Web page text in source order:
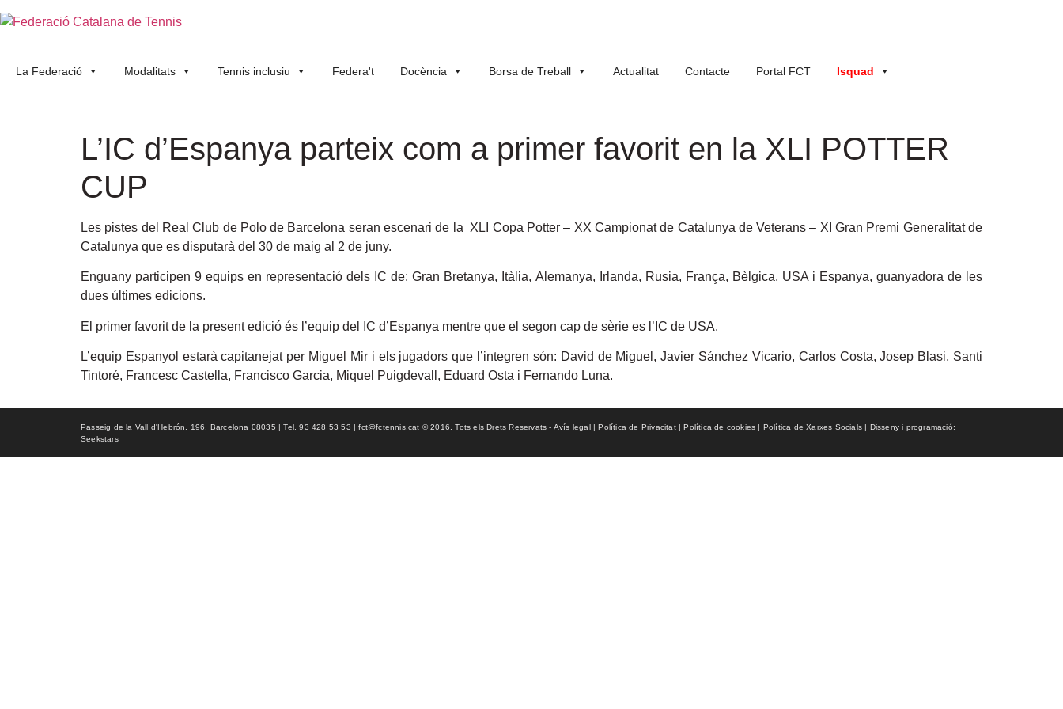
La Federació Modalitats Tennis inclusiu Federa't Docència Borsa de Treball Actualitat Contacte Portal FCT Isquad
L’IC d’Espanya parteix com a primer favorit en la XLI POTTER
CUP
Les pistes del Real Club de Polo de Barcelona seran escenari de la XLI Copa Potter – XX Campionat de Catalunya de Veterans – XI Gran Premi Generalitat de
Catalunya que es disputarà del 30 de maig al 2 de juny.
Enguany participen 9 equips en representació dels IC de: Gran Bretanya, Itàlia, Alemanya, Irlanda, Rusia, França, Bèlgica, USA i Espanya, guanyadora de les
dues últimes edicions.
El primer favorit de la present edició és l’equip del IC d’Espanya mentre que el segon cap de sèrie es l’IC de USA.
L’equip Espanyol estarà capitanejat per Miguel Mir i els jugadors que l’integren són: David de Miguel, Javier Sánchez Vicario, Carlos Costa, Josep Blasi, Santi
Tintoré, Francesc Castella, Francisco Garcia, Miquel Puigdevall, Eduard Osta i Fernando Luna.
Passeig de la Vall d'Hebrón, 196. Barcelona 08035 | Tel. 93 428 53 53 | fct@fctennis.cat © 2016, Tots els Drets Reservats - Avís legal | Política de Privacitat | Política de cookies | Política de Xarxes Socials | Disseny i programació:
Seekstars